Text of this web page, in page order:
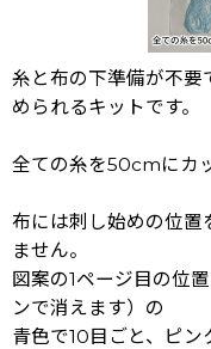
糸と布の下準備が不要
められるキットです。
全ての糸を50cmにカ
布には刺し始めの位置
ません。
図案の1ページ目の位
ンで消えます）の
青色で10目ごと、ピン